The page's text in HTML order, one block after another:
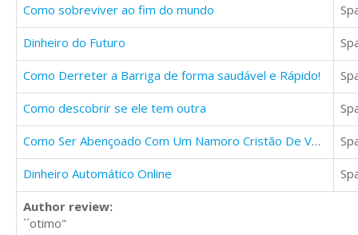
Como sobreviver ao fim do mundo
Dinheiro do Futuro
Como Derreter a Barriga de forma saudável e Rápido!
Como descobrir se ele tem outra
Como Ser Abençoado Com Um Namoro Cristão De Verdade
Dinheiro Automático Online
Author review:
´´otimo"